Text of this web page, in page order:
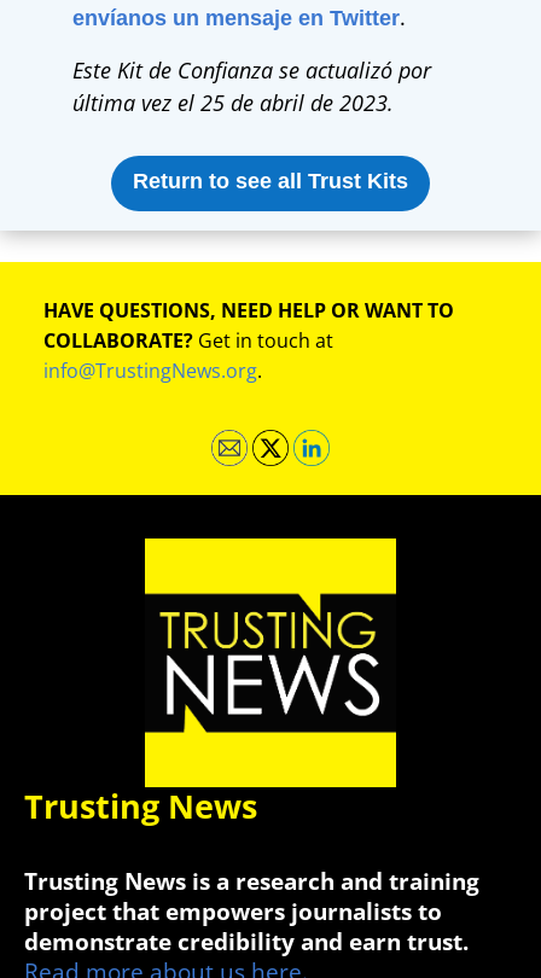
envíanos un mensaje en Twitter.
Este Kit de Confianza se actualizó por
última vez el 25 de abril de 2023.
Return to see all Trust Kits
HAVE QUESTIONS, NEED HELP OR WANT TO
COLLABORATE? Get in touch at
info@TrustingNews.org.
Trusting News
Trusting News is a research and training
project that empowers journalists to
demonstrate credibility and earn trust.
Read more about us here.